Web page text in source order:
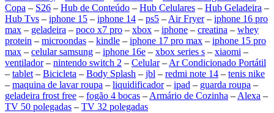
Copa – S26 – Hub de Conteúdo – Hub Celulares – Hub Geladeira –
Hub Tvs – iphone 15 – iphone 14 – ps5 – Air Fryer– iphone 16 pro
max – geladeira – poco x7 pro – xbox – iphone – creatina – whey
protein – microondas – kindle – iphone 17 pro max – iphone 15 pro
max – celular samsung – iphone 16e – xbox series s – xiaomi –
ventilador– nintendo switch 2 – Celular– Ar Condicionado Portátil
– tablet – Bicicleta – Body Splash – jbl – redmi note 14 – tenis nike
– maquina de lavar roupa – liquidificador– ipad – guarda roupa –
geladeira frost free – fogão 4 bocas – Armário de Cozinha – Alexa –
TV 50 polegadas – TV 32 polegadas